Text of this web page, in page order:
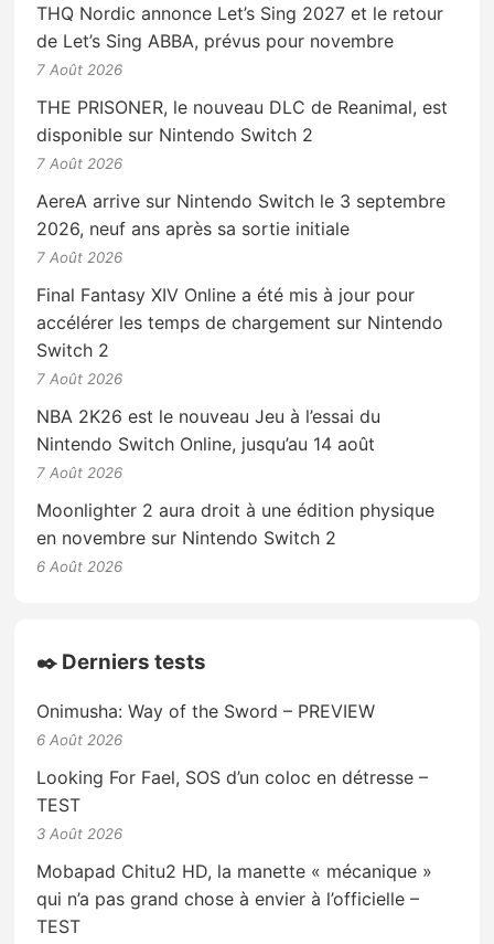
THQ Nordic annonce Let’s Sing 2027 et le retour
de Let’s Sing ABBA, prévus pour novembre
7 Août 2026
THE PRISONER, le nouveau DLC de Reanimal, est
disponible sur Nintendo Switch 2
7 Août 2026
AereA arrive sur Nintendo Switch le 3 septembre
2026, neuf ans après sa sortie initiale
7 Août 2026
Final Fantasy XIV Online a été mis à jour pour
accélérer les temps de chargement sur Nintendo
Switch 2
7 Août 2026
NBA 2K26 est le nouveau Jeu à l’essai du
Nintendo Switch Online, jusqu’au 14 août
7 Août 2026
Moonlighter 2 aura droit à une édition physique
en novembre sur Nintendo Switch 2
6 Août 2026
✒️ Derniers tests
Onimusha: Way of the Sword – PREVIEW
6 Août 2026
Looking For Fael, SOS d’un coloc en détresse –
TEST
3 Août 2026
Mobapad Chitu2 HD, la manette « mécanique »
qui n’a pas grand chose à envier à l’officielle –
TEST